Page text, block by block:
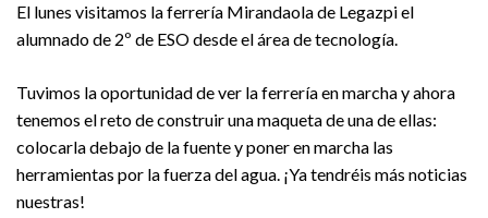
El lunes visitamos la ferrería Mirandaola de Legazpi el
alumnado de 2º de ESO desde el área de tecnología.
Tuvimos la oportunidad de ver la ferrería en marcha y ahora
tenemos el reto de construir una maqueta de una de ellas:
colocarla debajo de la fuente y poner en marcha las
herramientas por la fuerza del agua. ¡Ya tendréis más noticias
nuestras!